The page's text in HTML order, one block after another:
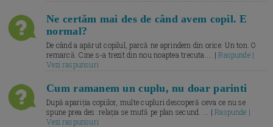
Ne certăm mai des de când avem copil. E
normal?
De când a apărut copilul, parcă ne aprindem din orice. Un ton. O
remarcă. Cine s-a trezit din nou noaptea trecuta.... |Raspunde |
Vezi raspunsuri
Cum ramanem un cuplu, nu doar parinti
După apariția copiilor, multe cupluri descoperă ceva ce nu se
spune prea des: relația se mută pe plan secund. ... |Raspunde |
Vezi raspunsuri